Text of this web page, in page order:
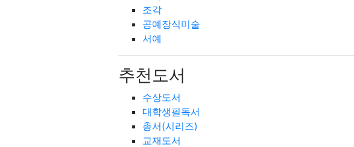
조각
공예장식미술
서예
추천도서
수상도서
대학생필독서
총서(시리즈)
교재도서